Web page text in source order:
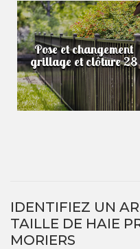
Pose et changement
grillage et clôture 28
IDENTIFIEZ UN
TAILLE DE HAIE
MORIERS